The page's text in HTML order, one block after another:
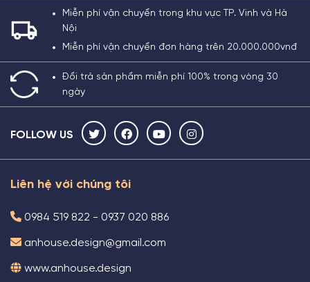
Miễn phí vận chuyển trong khu vực TP. Vinh và Hà
Nội
Miễn phí vận chuyển đơn hàng trên 20.000.000vnđ
Đổi trả sản phẩm miễn phí 100% trong vòng 30
ngày
FOLLOW US
Liên hệ với chúng tôi
0984 519 822 - 0937 020 886
anhouse.design@gmail.com
www.anhouse.design